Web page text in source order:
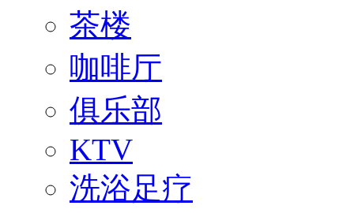
茶楼
咖啡厅
俱乐部
KTV
洗浴足疗